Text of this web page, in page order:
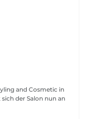
and Cosmetic in
der Salon nun an